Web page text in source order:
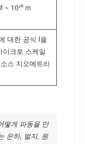
~ 10²⁰ m
대한 공식 I을
크로 스케일
스 지오메트리
떻게 파동을 만
은하, 벌지, 원